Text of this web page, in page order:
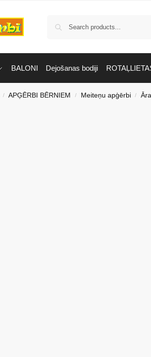
BALONI Dejošanas bodiji
/ APĢĒRBI BĒRNIEM / Meiteņu apģērbi /